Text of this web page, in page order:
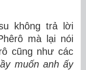
không trả lời
mà lại nói
cũng như các
muốn anh ấy